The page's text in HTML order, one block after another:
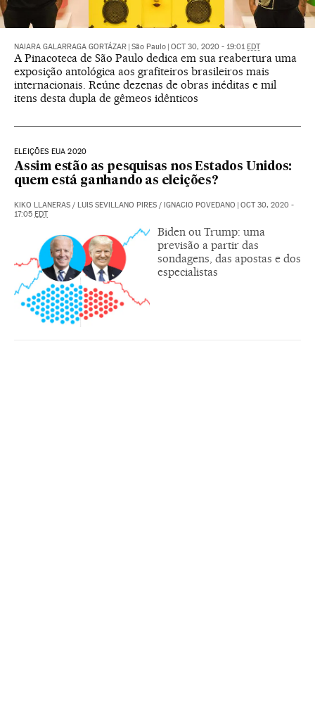
NAIARA GALARRAGA GORTÁZAR São Paulo OCT 30, 2020 - 19:01 EDT
A Pinacoteca de São Paulo dedica em sua reabertura uma
exposição antológica aos grafiteiros brasileiros mais
internacionais. Reúne dezenas de obras inéditas e mil
itens desta dupla de gêmeos idênticos
ELEIÇÕES EUA 2020
Assim estão as pesquisas nos Estados Unidos:
quem está ganhando as eleições?
KIKO LLANERAS / LUIS SEVILLANO PIRES / IGNACIO POVEDANO
OCT 30, 2020 -
17:05 EDT
Biden ou Trump: uma
previsão a partir das
sondagens, das apostas e dos
especialistas